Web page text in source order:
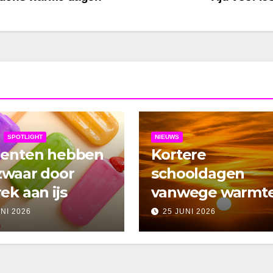
SPOTLIGHT
hebben
door
aan ijs
2026
NIEUWS
Kortere
schooldagen
vanwege
25 JUNI 2026